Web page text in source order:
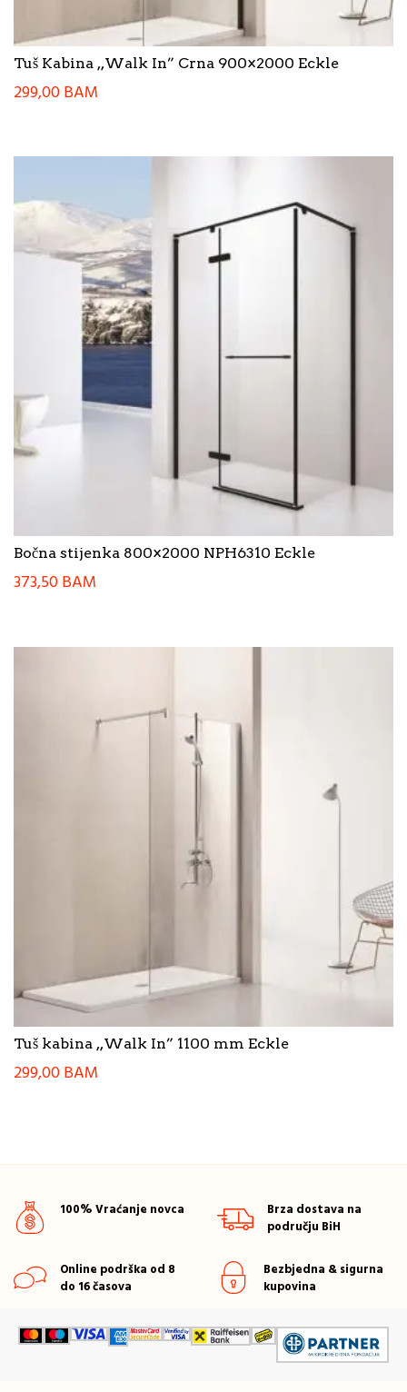
Tuš Kabina ,,Walk In” Crna 900×2000 Eckle
299,00BAM
Bočna stijenka 800×2000 NPH6310 Eckle
373,50BAM
Tuš kabina ,,Walk In” 1100 mm Eckle
299,00BAM
100% Vraćanje novca
Brza dostava na
području BiH
Online podrška od 8
do 16 časova
Bezbjedna & sigurna
kupovina